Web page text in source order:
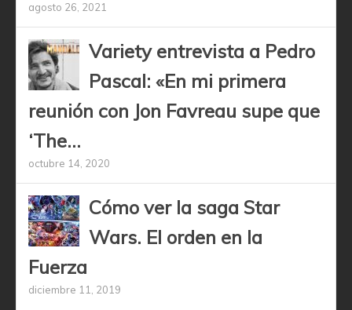
agosto 26, 2021
Variety entrevista a Pedro
Pascal: «En mi primera
reunión con Jon Favreau supe que
‘The...
octubre 14, 2020
Cómo ver la saga Star
Wars. El orden en la
Fuerza
diciembre 11, 2019